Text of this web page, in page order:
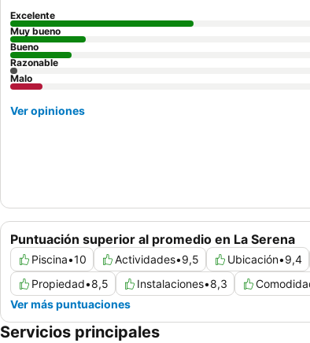
Puntuación superior al promedio en La Serena
Piscina•10 Actividades•9,5 Ubicación•9,4
Propiedad•8,5 Instalaciones•8,3
Ver más puntuaciones
Excelente
Muy bueno
Bueno
Razonable
Malo
Ver opiniones
Servicios principales